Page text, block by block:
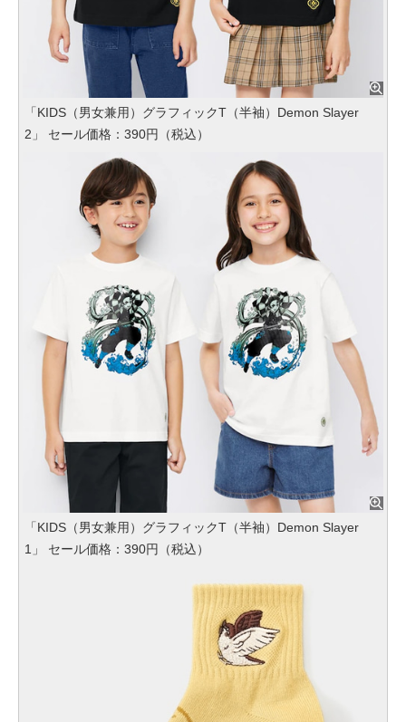
「KIDS（男女兼用）グラフィックT（半袖）Demon Slayer
2」 セール価格：390円（税込）
「KIDS（男女兼用）グラフィックT（半袖）Demon Slayer
1」 セール価格：390円（税込）